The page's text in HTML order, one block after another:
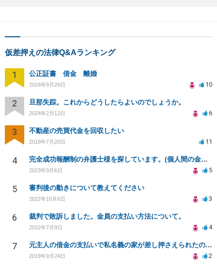
仮差押えの法律Q&Aランキング
1 公正証書 借金 離婚
2024年9月26日 10
2 旦那失踪。これからどうしたらよいのでしょうか。
2024年2月12日 6
3 不動産の売買代金を回収したい
2018年7月20日 11
4 完全成功報酬制の弁護士様を探しています。(個人間の金銭トラブル)
2023年9月6日 5
5 審判後の動きについて教えてください
2022年10月6日 3
6 裁判で敗訴しました。金員の支払い方法について。
2022年7月9日 4
7 元主人の借金の支払いで私名義の家が差し押さえられたのですが、支払い義務ありますか？
2019年9月24日 2